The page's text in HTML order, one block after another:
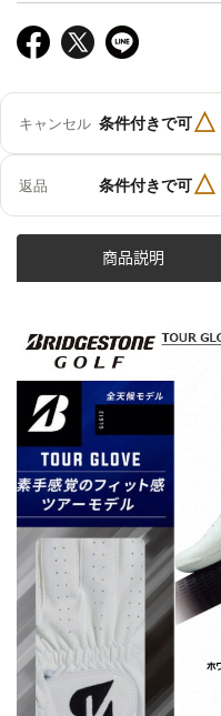
キャンセル 条件付きで可△
返品 条件付きで可△
商品説明